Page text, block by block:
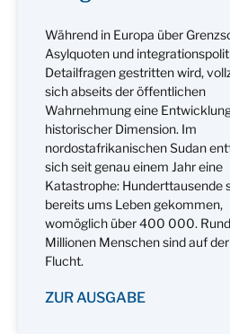
Während in Europa über
Asylquoten und
Detailfragen gestritten wird,
sich abseits der öffentlichen
Wahrnehmung eine
historischer Dimension. Im
nordostafrikanischen Sudan
sich seit genau einem Jahr eine
Katastrophe: Hunderttausende
bereits ums Leben gekommen,
womöglich über 400 000.
Millionen Menschen sind auf der
Flucht.
ZUR AUSGABE